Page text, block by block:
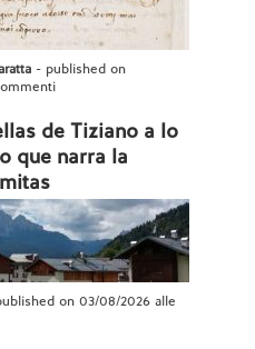
- published on
de Tiziano a lo
que narra la
on 03/08/2026 alle